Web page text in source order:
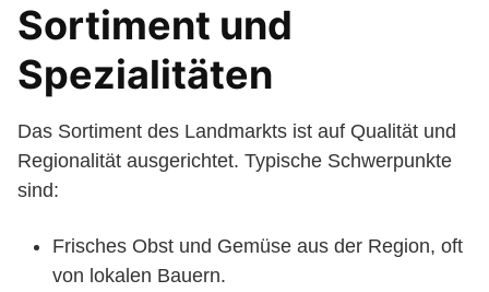
Sortiment und
Spezialitäten
Das Sortiment des Landmarkts ist auf Qualität und
Regionalität ausgerichtet. Typische Schwerpunkte
sind:
Frisches Obst und Gemüse aus der Region, oft
von lokalen Bauern.